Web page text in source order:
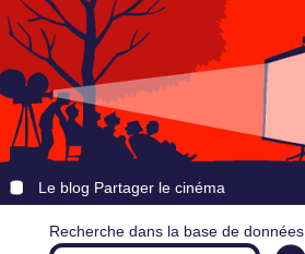
Le blog Partager le cinéma
Recherche dans la base de données